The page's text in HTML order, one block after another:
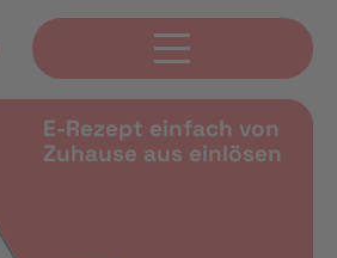
E-Rezept einfach von
Zuhause aus einlösen